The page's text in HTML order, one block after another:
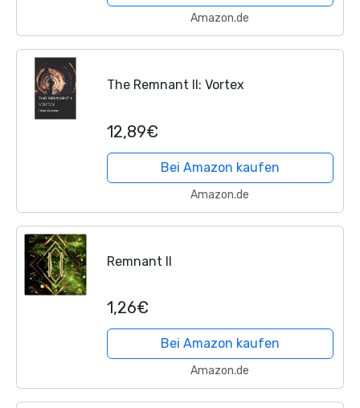
Amazon.de
The Remnant II: Vortex
12,89€
Bei Amazon kaufen
Amazon.de
Remnant II
1,26€
Bei Amazon kaufen
Amazon.de